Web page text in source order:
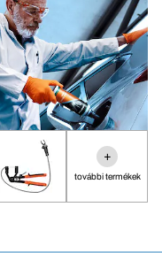
+
további termékek